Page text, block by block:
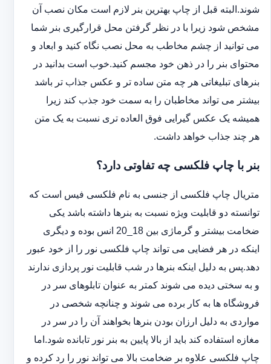
شوند.البته قبل از چاپ بهترین بنر لازم است مکان نصب آن
مشخص شود زیرا با در نظر گرفتن محل قرارگیری بنر شما
می توانید از چشم مخاطب به محل نصب نگاه کنید و ابعاد و
محتوای بنر را در ذهن خود مجسم کنید.خوب است بدانید در
بنرهای تبلیغاتی هر چه متن ساده تر و عکس جذاب تر باشد
بیشتر می تواند مخاطبان را به سمت خود جذب کند زیرا
همیشه یک عکس گیرایی فوق العاده تری نسبت به یک متن
هر چند جذاب خواهد داشت.
بنر با چاپ فلکسی چه تفاوتی دارد؟
متریال چاپ فلکسی از جنسی به نام فلکسی فیس است که
توانسته دو قابلیت ویژه نسبت به بنرها داشته باشد یکی
ضخامت بیشتر و گرماژی بین 18_20 انس بوده و دیگری
اینکه در هر فضایی می تواند چاپ فلکسی نور را از خود عبور
دهد.پس به دلیل اینکه بنرها در شب قابلیت نور پردازی ندارند
و به سختی دیده می شوند کمتر به عنوان تابلوهای سر در
فروشگاه ها به کار برده می شوند و چنانچه شخصی در
مواردی به دلیل ارزان بودن بنرها بخواهند آن را در سر در
مغازه استفاده کند باید از بالا پایین به بنر نور تابانده شود.اما
چاپ فلکسی علاوه بر ضخامت بالا می تواند نور را رد کرده و